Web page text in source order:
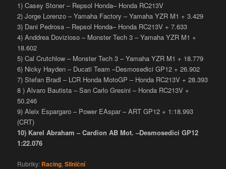
1) Casey Stoner – Repsol Honda– Honda RC213V
2) Jorge Lorenzo – Yamaha Factory – Yamaha YZR M1 + 3.429
3) Dani Pedrosa – Repsol Honda– Honda RC213V + 7.633
4) Anddrea Dovizioso – Monster Tech 3 – Yamaha YZR M1 +
18.602
5) Cal Crutchlow – Monster Tech 3 – Yamaha YZR M1 + 18.779
6) Nicky Hayden – Ducati Team –Desmosedici GP12 + 26.902
7) Stefan Bradl – LCR Honda MotoGP – Honda RC213V + 28.393
8 ) Alvaro Bautista – San Carlo Gresini – Honda RC213V +
50.246
9) Aleix Espargaro – Power EAspar – ART GP12 + 1:18.993
(CRT)
10) Karel Abraham – Cardion AB Mot. –Desmosedici GP12
1:22.076
Rubriky: Racing,Silniční